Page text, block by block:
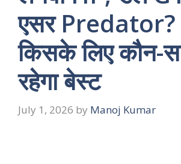
एसर Predator?
किसके लिए कौन-
रहेगा बेस्ट
July 1, 2026 by Manoj Kumar